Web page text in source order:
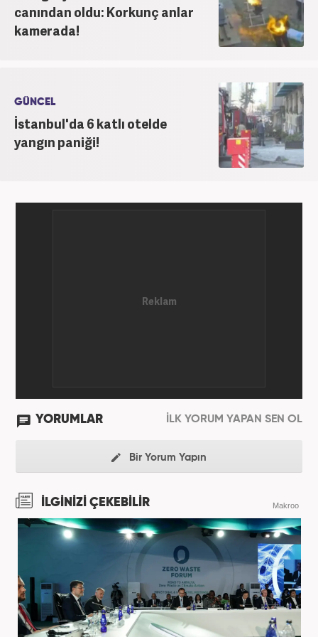
canından oldu: Korkunç anlar
kamerada!
GÜNCEL
İstanbul'da 6 katlı otelde
yangın paniği!
YORUMLAR İLK YORUM YAPAN SEN OL
Bir Yorum Yapın
İLGİNİZİ ÇEKEBİLİR Makroo